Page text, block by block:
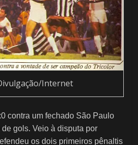
Internet
contra um fechado São Paulo
gols. Veio à disputa por
os dois primeiros pênaltis